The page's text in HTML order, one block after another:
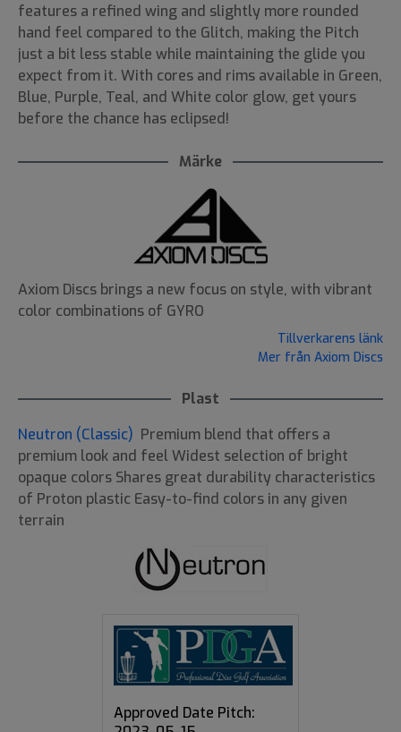
features a refined wing and slightly more rounded
hand feel compared to the Glitch, making the Pitch
just a bit less stable while maintaining the glide you
expect from it. With cores and rims available in Green,
Blue, Purple, Teal, and White color glow, get yours
before the chance has eclipsed!
Märke
Axiom Discs brings a new focus on style, with vibrant
color combinations of GYRO
Tillverkarens länk
Mer från Axiom Discs
Plast
Neutron (Classic) Premium blend that offers a
premium look and feel Widest selection of bright
opaque colors Shares great durability characteristics
of Proton plastic Easy-to-find colors in any given
terrain
Approved Date Pitch: